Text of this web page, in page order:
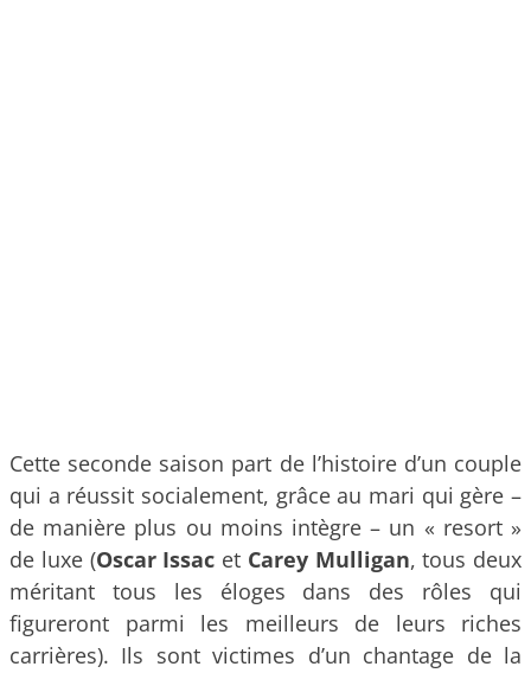
Cette seconde saison part de l’histoire d’un couple
qui a réussit socialement, grâce au mari qui gère –
de manière plus ou moins intègre – un « resort »
de luxe (Oscar Issac et Carey Mulligan, tous deux
méritant tous les éloges dans des rôles qui
figureront parmi les meilleurs de leurs riches
carrières). Ils sont victimes d’un chantage de la